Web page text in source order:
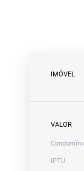
IMÓVEL
VALOR
IPTU